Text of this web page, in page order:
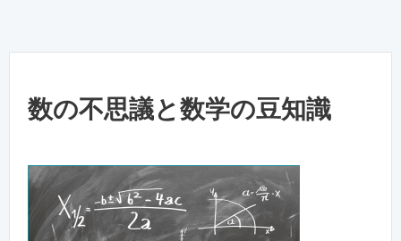
数の不思議と数学の豆知識